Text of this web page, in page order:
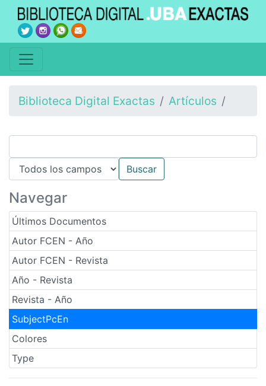
Biblioteca Digital Exactas Artículos
Navegar
Últimos Documentos
Autor FCEN - Año
Autor FCEN - Revista
Año - Revista
Revista - Año
SubjectPcEn
Colores
Type